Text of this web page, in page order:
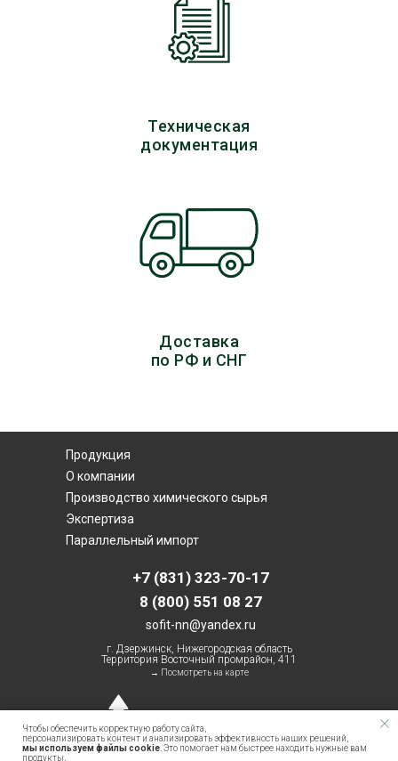
Техническая
документация
Доставка
по РФ и СНГ
г. Дзержинск, Нижегородская область
Территория Восточный промрайон, 411
→ Посмотреть на карте
Продукция
О компании
Производство химического сырья
+7 (831) 323-70-17
8 (800) 551 08 27
sofit-nn@yandex.ru
Экспертиза
Параллельный импорт
ООО "НПП Софит" © 2023
Все права защищены
Чтобы обеспечить корректную работу сайта,
персонализировать контент и анализировать эффективность наших решений,
мы используем файлы cookie . Это помогает нам быстрее находить нужные вам
продукты,